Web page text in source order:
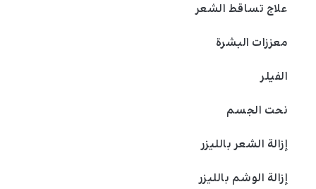
علاج تساقط الشعر
معززات البشرة
الفیلر
نحت الجسم
إزالة الشعر بالليزر
إزالة الوشم بالليزر